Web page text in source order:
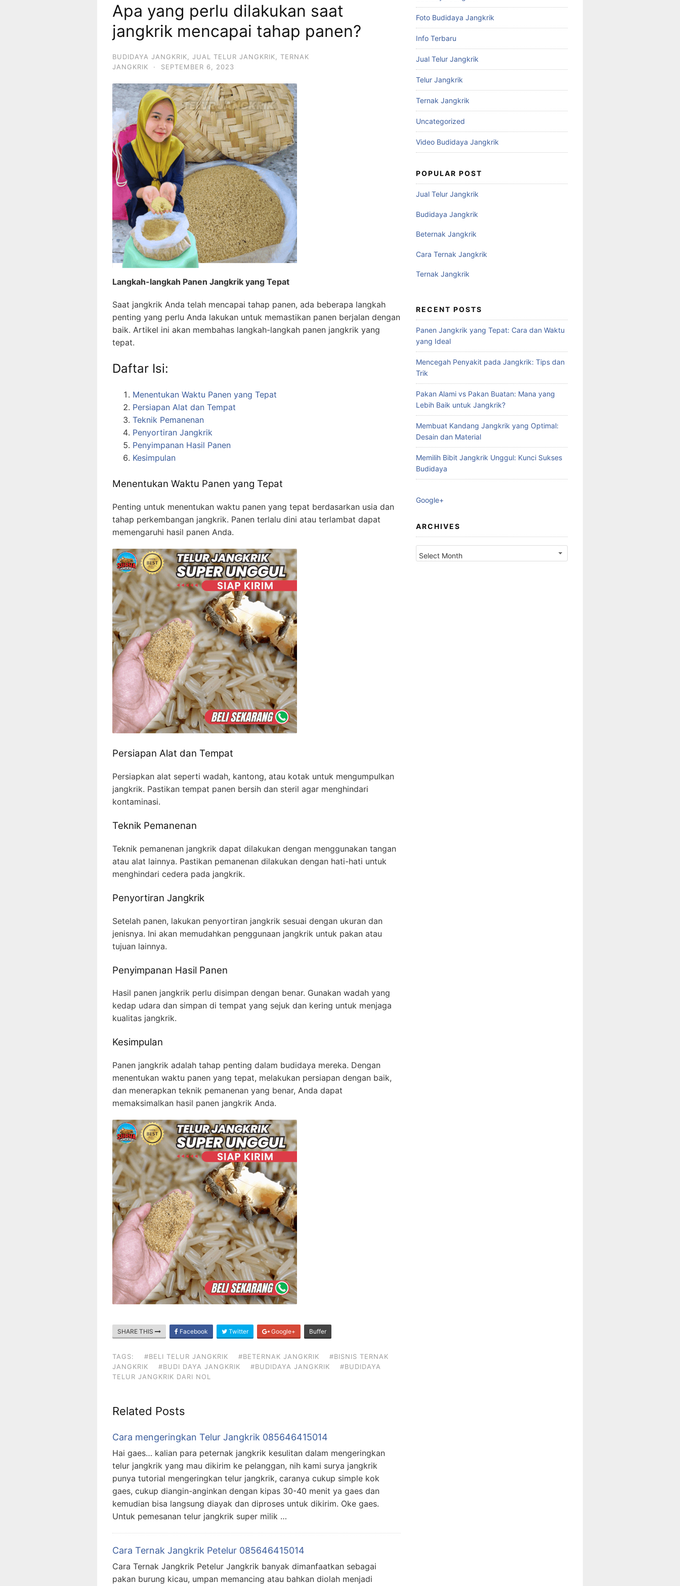
Apa yang perlu dilakukan saat
jangkrik mencapai tahap panen?
BUDIDAYA JANGKRIK JUAL TELUR JANGKRIK
TERNAK
JANGKRIK
· SEPTEMBER 6, 2023
Langkah-langkah Panen Jangkrik yang Tepat
Saat jangkrik Anda telah mencapai tahap panen, ada beberapa langkah
penting yang perlu Anda lakukan untuk memastikan panen berjalan dengan
baik. Artikel ini akan membahas langkah-langkah panen jangkrik yang
tepat.
Daftar Isi:
Menentukan Waktu Panen yang Tepat
Persiapan Alat dan Tempat
Teknik Pemanenan
Penyortiran Jangkrik
Penyimpanan Hasil Panen
Kesimpulan
Menentukan Waktu Panen yang Tepat
Penting untuk menentukan waktu panen yang tepat berdasarkan usia dan
tahap perkembangan jangkrik. Panen terlalu dini atau terlambat dapat
memengaruhi hasil panen Anda.
Persiapan Alat dan Tempat
Persiapkan alat seperti wadah, kantong, atau kotak untuk mengumpulkan
jangkrik. Pastikan tempat panen bersih dan steril agar menghindari
kontaminasi.
Teknik Pemanenan
Teknik pemanenan jangkrik dapat dilakukan dengan menggunakan tangan
atau alat lainnya. Pastikan pemanenan dilakukan dengan hati-hati untuk
menghindari cedera pada jangkrik.
Penyortiran Jangkrik
Setelah panen, lakukan penyortiran jangkrik sesuai dengan ukuran dan
jenisnya. Ini akan memudahkan penggunaan jangkrik untuk pakan atau
tujuan lainnya.
Penyimpanan Hasil Panen
Hasil panen jangkrik perlu disimpan dengan benar. Gunakan wadah yang
kedap udara dan simpan di tempat yang sejuk dan kering untuk menjaga
kualitas jangkrik.
Kesimpulan
Panen jangkrik adalah tahap penting dalam budidaya mereka. Dengan
menentukan waktu panen yang tepat, melakukan persiapan dengan baik,
dan menerapkan teknik pemanenan yang benar, Anda dapat
memaksimalkan hasil panen jangkrik Anda.
SHARE THIS Facebook Twitter Google+ Buffer
TAGS: #BELI TELUR JANGKRIK #BETERNAK JANGKRIK
#BISNIS TERNAK
JANGKRIK
#BUDI DAYA JANGKRIK #BUDIDAYA JANGKRIK
#BUDIDAYA
TELUR JANGKRIK DARI NOL
Related Posts
Cara mengeringkan Telur Jangkrik 085646415014
Hai gaes… kalian para peternak jangkrik kesulitan dalam mengeringkan
telur jangkrik yang mau dikirim ke pelanggan, nih kami surya jangkrik
punya tutorial mengeringkan telur jangkrik, caranya cukup simple kok
gaes, cukup diangin-anginkan dengan kipas 30-40 menit ya gaes dan
kemudian bisa langsung diayak dan diproses untuk dikirim. Oke gaes.
Untuk pemesanan telur jangkrik super milik …
Cara Ternak Jangkrik Petelur 085646415014
Cara Ternak Jangkrik Petelur Jangkrik banyak dimanfaatkan sebagai
pakan burung kicau, umpan memancing atau bahkan diolah menjadi
Foto Budidaya Jangkrik
Info Terbaru
Jual Telur Jangkrik
Telur Jangkrik
Ternak Jangkrik
Uncategorized
Video Budidaya Jangkrik
POPULAR POST
Jual Telur Jangkrik
Budidaya Jangkrik
Beternak Jangkrik
Cara Ternak Jangkrik
Ternak Jangkrik
RECENT POSTS
Panen Jangkrik yang Tepat: Cara dan Waktu
yang Ideal
Mencegah Penyakit pada Jangkrik: Tips dan
Trik
Pakan Alami vs Pakan Buatan: Mana yang
Lebih Baik untuk Jangkrik?
Membuat Kandang Jangkrik yang Optimal:
Desain dan Material
Memilih Bibit Jangkrik Unggul: Kunci Sukses
Budidaya
Google+
ARCHIVES
Archives